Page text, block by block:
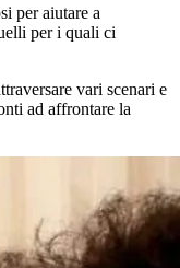
per aiutare a
per i quali ci
vari scenari e
ad affrontare la